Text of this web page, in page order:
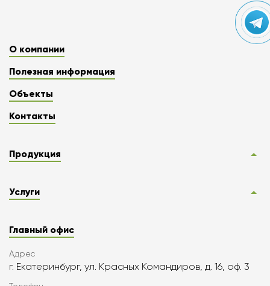
О компании
Полезная информация
Объекты
Контакты
Продукция
Услуги
Главный офис
Адрес
г. Екатеринбург, ул. Красных Командиров, д. 16, оф. 3